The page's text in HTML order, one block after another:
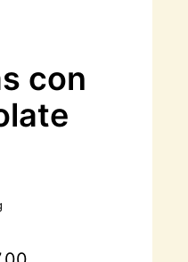
con